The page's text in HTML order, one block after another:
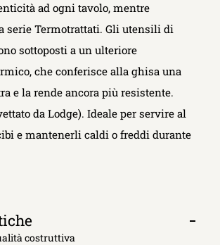
ad ogni tavolo, mentre
serie Termotrattati. Gli utensili di
sottoposti a un ulteriore
che conferisce alla ghisa una
e la rende ancora più resistente.
da Lodge). Ideale per servire al
e mantenerli caldi o freddi durante
Apri
costruttiva